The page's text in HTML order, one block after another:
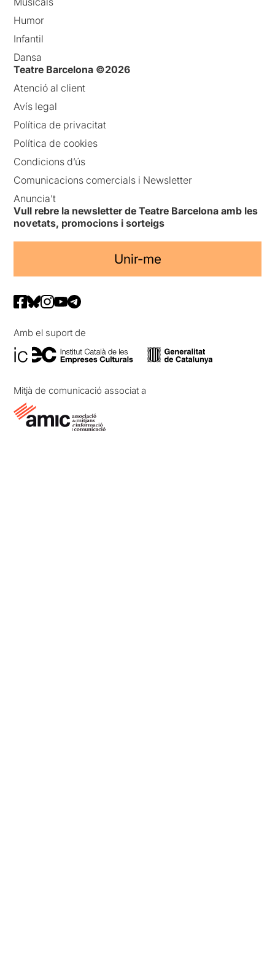
Humor
Infantil
Dansa
Teatre Barcelona ©2026
Atenció al client
Avís legal
Política de privacitat
Política de cookies
Condicions d’ús
Comunicacions comercials i Newsletter
Anuncia’t
Vull rebre la newsletter de Teatre Barcelona amb les
novetats, promocions i sorteigs
Unir-me
Amb el suport de
Mitjà de comunicació associat a